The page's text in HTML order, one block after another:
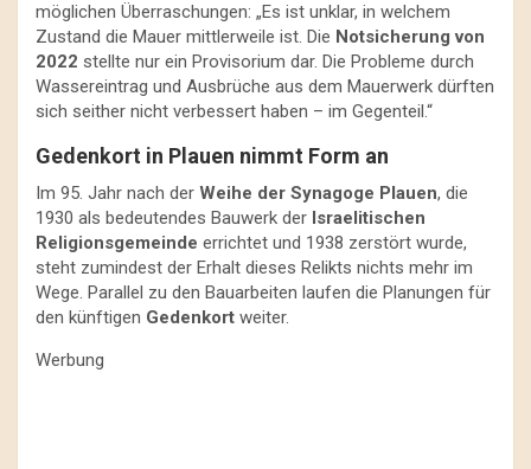
möglichen Überraschungen: „Es ist unklar, in welchem
Zustand die Mauer mittlerweile ist. Die Notsicherung von
2022 stellte nur ein Provisorium dar. Die Probleme durch
Wassereintrag und Ausbrüche aus dem Mauerwerk dürften
sich seither nicht verbessert haben – im Gegenteil.“
Gedenkort in Plauen nimmt Form an
Im 95. Jahr nach der Weihe der Synagoge Plauen, die
1930 als bedeutendes Bauwerk der Israelitischen
Religionsgemeinde errichtet und 1938 zerstört wurde,
steht zumindest der Erhalt dieses Relikts nichts mehr im
Wege. Parallel zu den Bauarbeiten laufen die Planungen für
den künftigen Gedenkort weiter.
Werbung